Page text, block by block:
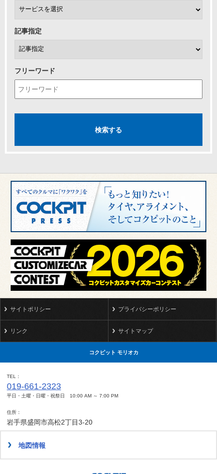
記事指定
フリーワード
サイトポリシー プライバシーポリシー
リンク サイトマップ
コクピット モリオカ
TEL
019-661-2323
平日・土曜・日曜・祝祭日 10:00 AM ～ 7:00 PM
住所
岩手県盛岡市高松2丁目3-20
地図情報